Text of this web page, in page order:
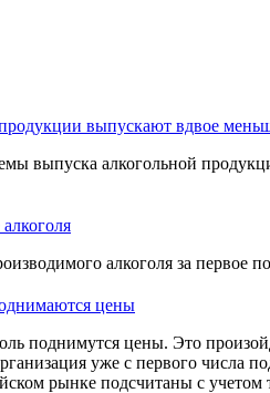
выпускают вдвое
выпуска алкогольной
алкоголя за первое
цены
поднимутся цены. Это
уже с первого числа
рынке подсчитаны с учетом